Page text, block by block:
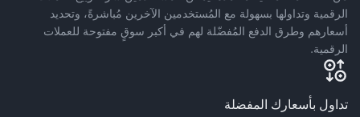
الرقمية وتداولها بسهولة مع المُستخدمين الآخرين مُباشرةً، وتحديد
أسعارهم وطرق الدفع المُفضّلة لهم في أكبر سوقٍ مفتوحة للعملات
الرقمية.
تداول بأسعارك المفضلة